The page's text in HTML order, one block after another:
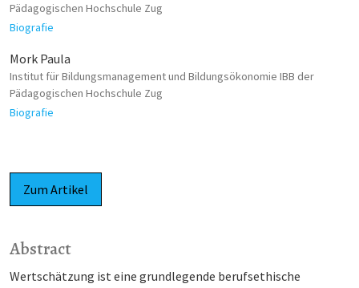
Pädagogischen Hochschule Zug
Biografie
Mork Paula
Institut für Bildungsmanagement und Bildungsökonomie IBB der
Pädagogischen Hochschule Zug
Biografie
Zum Artikel
Abstract
Wertschätzung ist eine grundlegende berufsethische